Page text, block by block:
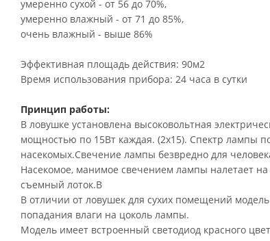
умеренно сухой - от 56 до 70%,
умеренно влажный - от 71 до 85%,
очень влажный - выше 86%
Эффективная площадь действия: 90м2
Время использования прибора: 24 часа в сутки
Принцип работы:
В ловушке установлена высоковольтная
мощностью по 15Вт каждая. (2х15). Спектр лампы
насекомых.Свечение лампы безвредно для
Насекомое, манимое свечением лампы налетает
съемный лоток.В
В отличии от ловушек для сухих помещений
попадания влаги на цоколь лампы.
Модель имеет встроенный светодиод красного